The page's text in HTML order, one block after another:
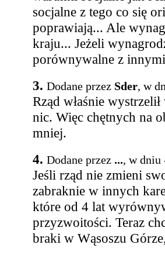
socjalne z tego co się
poprawiają... Ale
kraju... Jeżeli
porównywalne z
3. Dodane przez Sder, w
Rząd właśnie
nic. Więc chętnych na
mniej.
4. Dodane przez ..., w dniu
Jeśli rząd nie zmieni
zabraknie w innych
które od 4 lat
przyzwoitości. Teraz
braki w Wąsoszu